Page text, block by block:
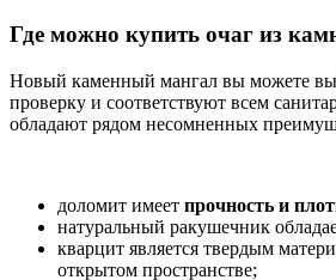
Где можно купить очаг из
Новый каменный мангал вы можете
проверку и соответствуют всем
обладают рядом несомненных
доломит имеет прочность и
натуральный ракушечник
кварцит является твердым
открытом пространстве;